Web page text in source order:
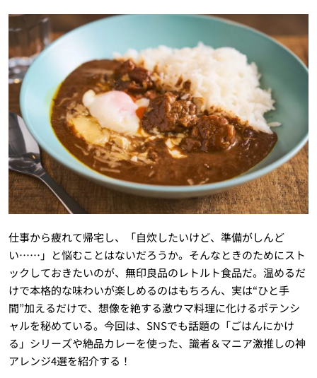
仕事から疲れて帰宅し、「自炊したいけど、準備がしんど
い……」と悩むことはないだろうか。そんなときのためにスト
ックしておきたいのが、無印良品のレトルト食品だ。温めるだ
けで本格的な味わいが楽しめるのはもちろん、実は“ひと手
間”加えるだけで、想像を絶する激ウマ料理に化けるポテンシ
ャルを秘めている。今回は、SNSでも話題の「ごはんにかけ
る」シリーズや絶品カレーを使った、識者＆マニア激推しの神
アレンジ4選を紹介する！